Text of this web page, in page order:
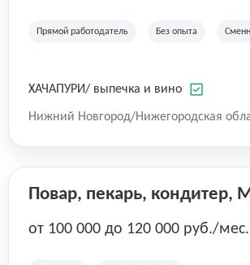
Прямой работодатель Без опыта
ХАЧАПУРИ/ выпечка и вино
Нижний Новгород/Нижегородская
Повар, пекарь,
от 100 000 до 120 000 руб./мес.